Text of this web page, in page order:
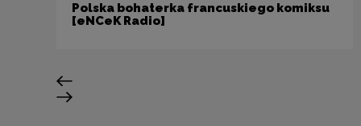
Polska bohaterka francuskiego komiksu
[eNCeK Radio]
Poprzedni slajd
Następny slajd